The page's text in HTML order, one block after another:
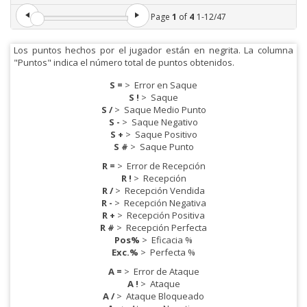
Page 1 of 4 1-12/47
Los puntos hechos por el jugador están en negrita. La columna
"Puntos" indica el número total de puntos obtenidos.
S = > Error en Saque
S ! > Saque
S /> Saque Medio Punto
S - > Saque Negativo
S + > Saque Positivo
S # > Saque Punto
R = > Error de Recepción
R ! > Recepción
R /> Recepción Vendida
R - > Recepción Negativa
R + > Recepción Positiva
R # > Recepción Perfecta
Pos% > Eficacia %
Exc.% > Perfecta %
A = > Error de Ataque
A ! > Ataque
A /> Ataque Bloqueado